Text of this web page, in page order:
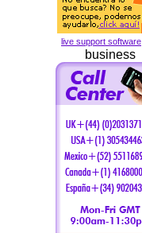
live support software
business